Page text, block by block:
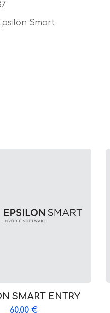
Smart
SMART ENTRY
60,00 €